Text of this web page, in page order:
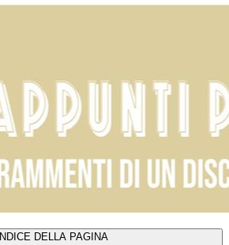
INDICE DELLA PAGINA